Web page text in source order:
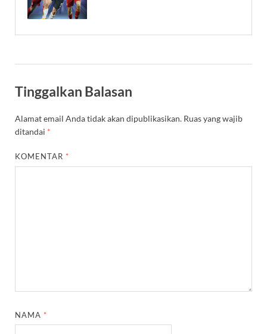
Tinggalkan Balasan
Alamat email Anda tidak akan dipublikasikan. Ruas yang wajib
ditandai *
KOMENTAR *
NAMA *